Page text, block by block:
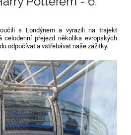
s Londýnem a vyrazili na trajekt
celodenní přejezd několika evropských
odpočívat a vstřebávat naše zážitky.